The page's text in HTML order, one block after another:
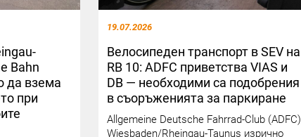
Bahn
да взема
при
19.07.2026
Велосипеден транспорт в SEV на
RB 10: ADFC приветства VIAS и
DB — необходими са подобрения
в съоръженията за паркиране
Allgemeine Deutsche Fahrrad-Club (ADFC)
Wiesbaden/Rheingau-Taunus изрично